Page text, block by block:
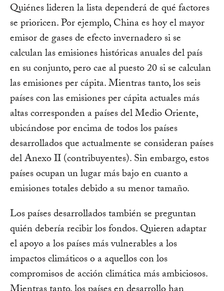
Quiénes lideren la lista dependerá de qué factores
se prioricen. Por ejemplo, China es hoy el mayor
emisor de gases de efecto invernadero si se
calculan las emisiones históricas anuales del país
en su conjunto, pero cae al puesto 20 si se calculan
las emisiones per cápita. Mientras tanto, los seis
países con las emisiones per cápita actuales más
altas corresponden a países del Medio Oriente,
ubicándose por encima de todos los países
desarrollados que actualmente se consideran países
del Anexo II (contribuyentes). Sin embargo, estos
países ocupan un lugar más bajo en cuanto a
emisiones totales debido a su menor tamaño.
Los países desarrollados también se preguntan
quién debería recibir los fondos. Quieren adaptar
el apoyo a los países más vulnerables a los
impactos climáticos o a aquellos con los
compromisos de acción climática más ambiciosos.